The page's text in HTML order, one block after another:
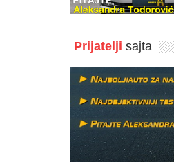
Prijatelji sajta